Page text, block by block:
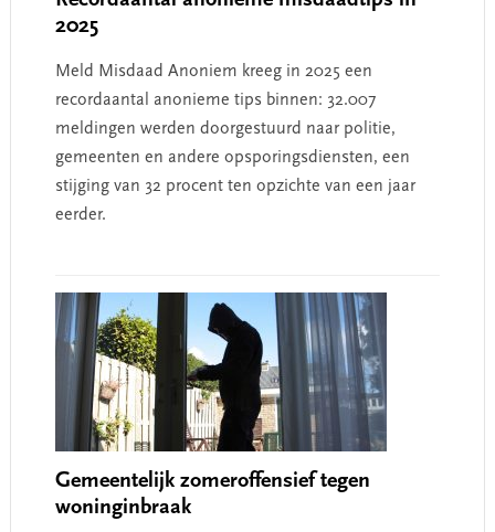
2025
Meld Misdaad Anoniem kreeg in 2025 een
recordaantal anonieme tips binnen: 32.007
meldingen werden doorgestuurd naar politie,
gemeenten en andere opsporingsdiensten, een
stijging van 32 procent ten opzichte van een jaar
eerder.
Gemeentelijk zomeroffensief tegen
woninginbraak